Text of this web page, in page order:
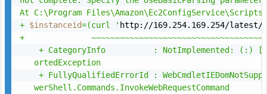
At C:\Program
+ $instanceid=(curl ' http://169.254.169.254/latest/
+
+ CategoryInfo          : NotImplemented: (:)
   ortedException
+ FullyQualifiedErrorId :
   werShell.Commands.InvokeWebRequestCommand